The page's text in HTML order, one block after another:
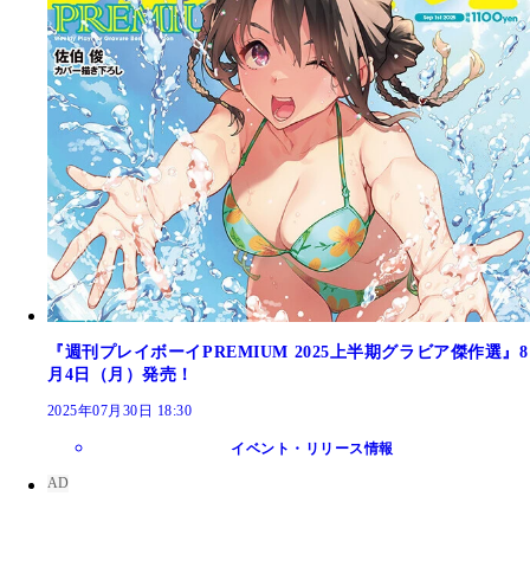
『週刊プレイボーイPREMIUM 2025上半期グラビア傑作選』8
月4日（月）発売！
2025年07月30日 18:30
イベント・リリース情報